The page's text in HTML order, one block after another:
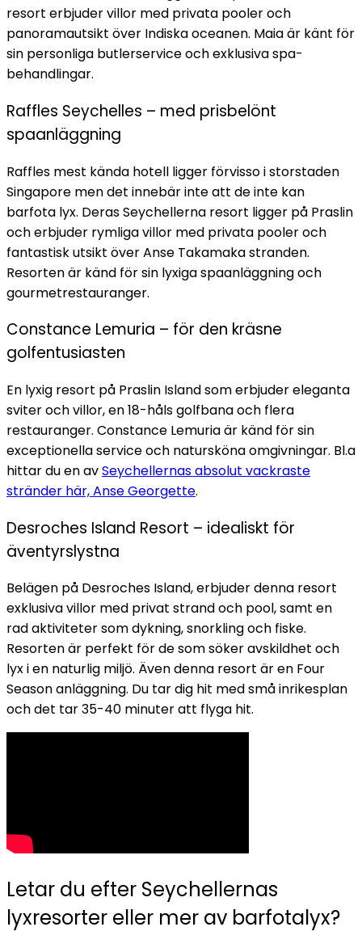
resort erbjuder villor med privata pooler och
panoramautsikt över Indiska oceanen. Maia är känt för
sin personliga butlerservice och exklusiva spa-
behandlingar.
Raffles Seychelles – med prisbelönt
spaanläggning
Raffles mest kända hotell ligger förvisso i storstaden
Singapore men det innebär inte att de inte kan
barfota lyx. Deras Seychellerna resort ligger på Praslin
och erbjuder rymliga villor med privata pooler och
fantastisk utsikt över Anse Takamaka stranden.
Resorten är känd för sin lyxiga spaanläggning och
gourmetrestauranger.
Constance Lemuria – för den kräsne
golfentusiasten
En lyxig resort på Praslin Island som erbjuder eleganta
sviter och villor, en 18-håls golfbana och flera
restauranger. Constance Lemuria är känd för sin
exceptionella service och natursköna omgivningar. Bl.a
hittar du en avSeychellernas absolut vackraste
stränder här, Anse Georgette.
Desroches Island Resort – idealiskt för
äventyrslystna
Belägen på Desroches Island, erbjuder denna resort
exklusiva villor med privat strand och pool, samt en
rad aktiviteter som dykning, snorkling och fiske.
Resorten är perfekt för de som söker avskildhet och
lyx i en naturlig miljö. Även denna resort är en Four
Season anläggning. Du tar dig hit med små inrikesplan
och det tar 35-40 minuter att flyga hit.
Letar du efter Seychellernas
lyxresorter eller mer av barfotalyx?